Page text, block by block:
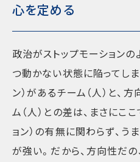
心を定める
政治がストップモーションの
つ動かない状態に陥ってし
ン）があるチーム（人）と、
ム（人）との差は、まさにこ
ョン）の有無に関わらず、う
が強い。だから、方向性だの